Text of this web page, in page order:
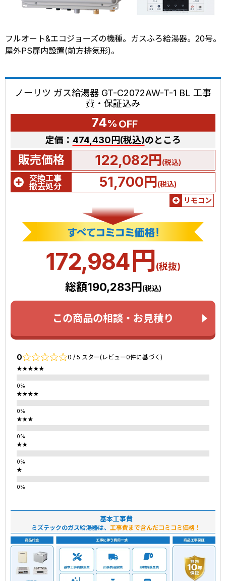
フルオート&エコジョーズの機種。ガスふろ給湯器。20号。
屋外PS扉内設置(前方排気形)。
ノーリツ ガス給湯器 GT-C2072AW-T-1 BL 工事
費・保証込み
74% OFF
定価： 474,430円(税込)のところ
販売価格 122,082円(税込)
交換工事
撤去処分
51,700円(税込)
リモコン
172,984円(税抜)
総額190,283円(税込)
この商品の相談・お見積り
0 0 / 5 スター(レビュー0件に基づく)
★★★★★
★★★★
★★★
★★
★
基本工事費
ミズテックのガス給湯器は、 工事費まで含んだコミコミ価格！